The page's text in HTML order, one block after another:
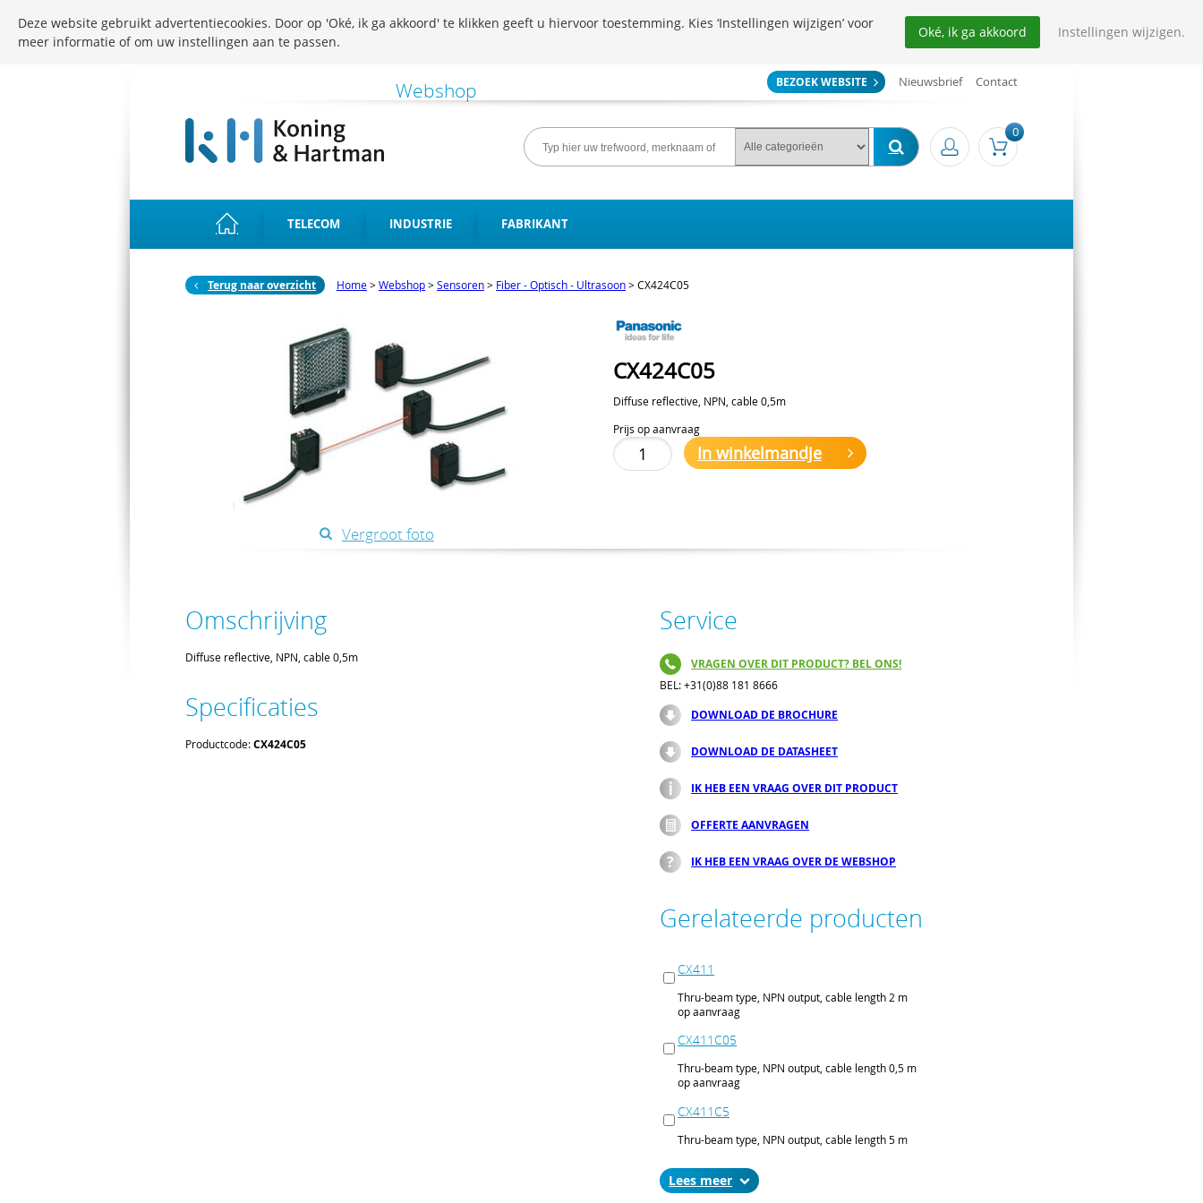
BEZOEK WEBSITE Nieuwsbrief Contact
0
TELECOM INDUSTRIE FABRIKANT
Terug naar overzicht Home>Webshop>Sensoren> Fiber - Optisch - Ultrasoon>CX424C05
Vergroot foto
CX424C05
Diffuse reflective, NPN, cable 0,5m
Prijs op aanvraag
In winkelmandje
Omschrijving
Diffuse reflective, NPN, cable 0,5m
Specificaties
Productcode:CX424C05
Service
VRAGEN OVER DIT PRODUCT? BEL ONS!
BEL: +31(0)88 181 8666
DOWNLOAD DE BROCHURE
DOWNLOAD DE DATASHEET
IK HEB EEN VRAAG OVER DIT PRODUCT
OFFERTE AANVRAGEN
IK HEB EEN VRAAG OVER DE WEBSHOP
Gerelateerde producten
CX411
Thru-beam type, NPN output, cable length 2 m
op aanvraag
CX411C05
Thru-beam type, NPN output, cable length 0,5 m
op aanvraag
CX411C5
Thru-beam type, NPN output, cable length 5 m
CX411J
Lees
Deze website gebruikt advertentiecookies. Door op 'Oké, ik ga akkoord' te klikken geeft u hiervoor toestemming. Kies ‘Instellingen wijzigen’ voor
meer informatie of om uw instellingen aan te passen.
Oké, ik ga akkoord Instellingen wijzigen.